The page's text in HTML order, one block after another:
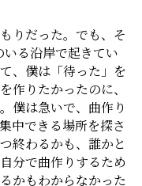
りだった。でも、そ
る沿岸で起きてい
、僕は「待った」を
作りたかったのに、
僕は急いで、曲作り
中できる場所を探さ
終わるかも、誰かと
分で曲作りするため
かもわからなかった